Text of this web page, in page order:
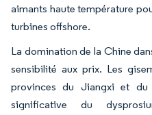
aimants haute température
turbines offshore.
La domination de la Chine
sensibilité aux prix. Les
provinces du Jiangxi et du
significative du